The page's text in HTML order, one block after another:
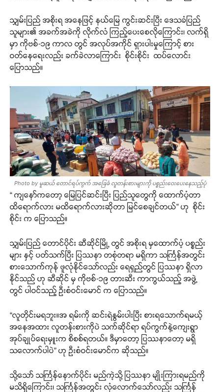
သျှမ်းပြည် အစိုးရ အနေဖြင့် နယ်မြေ ကွင်းဆင်းပြီး ဒေသခံပြည်
သူများ၏ အခက်အခဲကို လိုက်လံ ကြည့်ပေးစေလိုကြောင်း၊ လက်ရှိ
မှာ ကိုဗစ်-၁၉ ကာလ တွင် အလုပ်အကိုင် ရှားပါးမှုကြောင့် စား
ဝတ်နေရေးလည်း ခက်ခဲလာကြောင်း စိုင်းစိုင်း ထပ်လောင်း
ပြောသည်။
Photo by မူဆယ် တောင်ရပ်ကွက် အခြေခံ လူတန်းစားများကို ပစ္စည်းဝေးပေးနေသည့်ပုံ
“ ကျနော်ကတော့ မြေပြင်ဆင်းပြီး ပြည်သူတွေကို ထောက်ပံ့တာ
ထိရောက်လား မထိရောက်လားဆိုတာ မြင်စေချင်တယ်” ဟု စိုင်း
စိုင်း က ပြောသည်။
သျှမ်းပြည် တောင်ပိုင်း ဆီဆိုင်မြို့ တွင် အစိုးရ မှထောက်ပံ့ ပစ္စည်း
များ နှင့် ပတ်သက်ပြီး ပြဿနာ တစုံတရာ မရှိကာ သင်္ကြန်အတွင်း
စားသောက်ကုန် ဖူလုံနိုင်သော်လည်း ရေရှည်တွင် ပြဿနာ ရှိလာ
နိုင်သည် ဟု ဆီဆိုင် မှ ကိုဗစ်-၁၉ တားဆီး ကာကွယ်သည့် အဖွဲ့
တွင် ပါဝင်သည့် ဦးစံဝင်းမောင် က ပြောသည်။
“လူတိုင်းမရဘူး။အ ရမ်းကို ဆင်းရဲနွမ်းပါးပြီး စားရသောက်ရမယ့်
အနေအထား လူတန်းစားကိုပဲ သက်ဆိုင်ရာ ရပ်ကွက်နဲ့ကျေးရွာ
အုပ်ချုပ်ရေးမှူးက စိစစ်ရတယ်။ ဒီမှာတော့ ပြဿနာတော့ မရှိ
သလောက်ပါပဲ” ဟု ဦးစံဝင်းမောင်က ဆိုသည်။
သို့သော် သင်္ကြန်နောက်ပိုင်း မည်ကဲ့သို့ ပြဿနာ မျိုးကြားရမည်ကို
မသိရှိကြောင်း၊ သင်္ကြန်အတွင်း လုံလောက်သော်လည်း သင်္ကြန်